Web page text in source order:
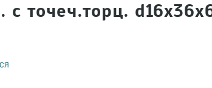
точеч.торц.